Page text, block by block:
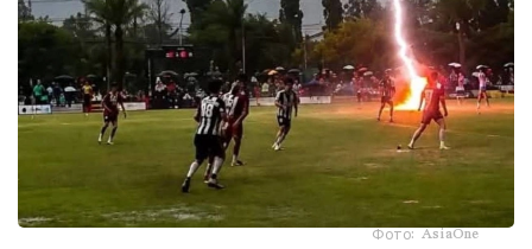
Фото: AsiaOne